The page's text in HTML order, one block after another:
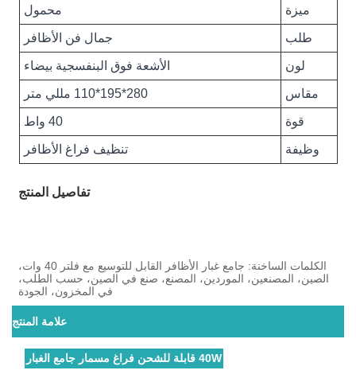
ميزة محمول
طلب جمال فن الأظافر
لون الأشعة فوق البنفسجية بيضاء
مقاس 280*195*110 مللي متر
قوة 40 واط
وظيفة تنظيف فراغ الأظافر
تفاصيل المنتج
الكلمات الساخنة: جامع غبار الأظافر القابل للتوسيع مع فلتر 40 وات،
الصين، المصنعين، الموردين، المصنع، صنع في الصين، حسب الطلب،
في المخزون، الجودة
علامة المنتج
40W قابلة للشحن فراغ مسمار جامع الغبار